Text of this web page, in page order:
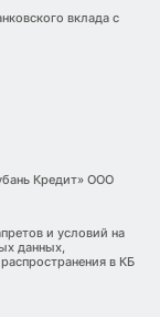
вклада с
Кредит» ООО
и условий на
данных,
в КБ